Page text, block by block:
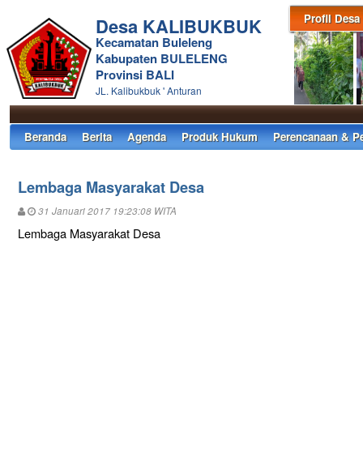
Profil Desa
Desa KALIBUKBUK
Kecamatan Buleleng
Kabupaten BULELENG
Provinsi BALI
JL. Kalibukbuk ' Anturan
Beranda Berita Agenda Produk Hukum Perencanaan &
Lembaga Masyarakat Desa
31 Januari 2017 19:23:08 WITA
Lembaga Masyarakat Desa